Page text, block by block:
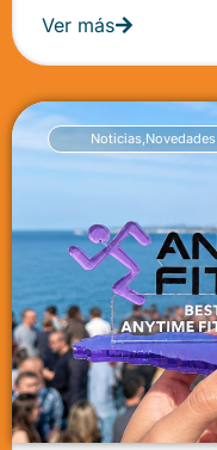
Ver más
Noticias,Novedades